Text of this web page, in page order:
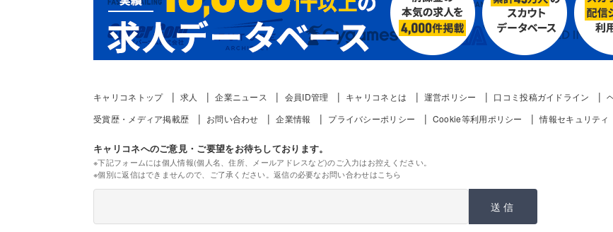
キャリコネトップ 求人 企業ニュース 会員ID管理 キャリコネとは 運営ポリシー 口コミ投稿ガイドライン
受賞歴・メディア掲載歴
お問い合わせ 企業情報 プライバシーポリシー Cookie等利用ポリシー 情報セキュリティ
キャリコネへのご意見・ご要望をお待ちしております。
※下記フォームには個人情報(個人名、住所、メールアドレスなど)のご入力はお控えください。
※個別に返信はできませんので、ご了承ください。 返信の必要なお問い合わせはこちら
送信